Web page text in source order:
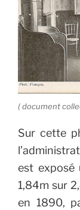
( document
Sur cette
est exposé
1,84m sur
en 1890,